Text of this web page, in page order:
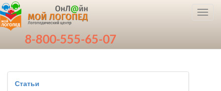
8-800-555-65-07
Статьи